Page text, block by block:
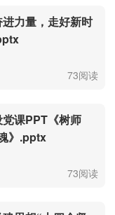
73阅读
》.pptx
73阅读